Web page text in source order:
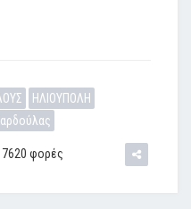
ΗΛΙΟΥΠΟΛΗ
φορές